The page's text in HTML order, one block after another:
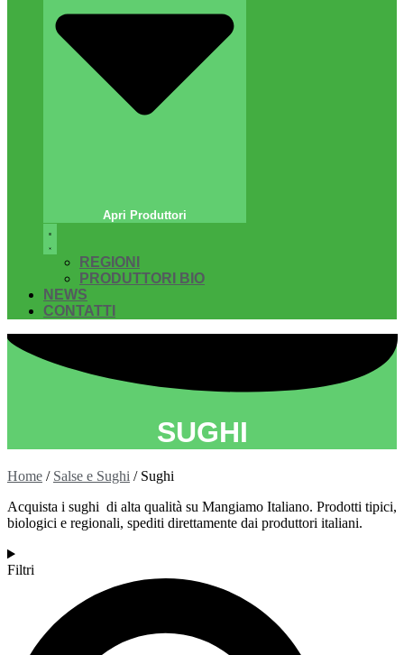
Apri Produttori
REGIONI
PRODUTTORI BIO
NEWS
CONTATTI
SUGHI
Home / Salse e Sughi / Sughi
Acquista i sughi di alta qualità su Mangiamo Italiano. Prodotti tipici,
biologici e regionali, spediti direttamente dai produttori italiani.
Filtri